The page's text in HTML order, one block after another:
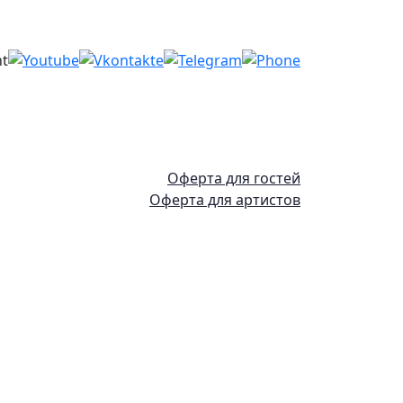
Оферта для гостей
Оферта для артистов